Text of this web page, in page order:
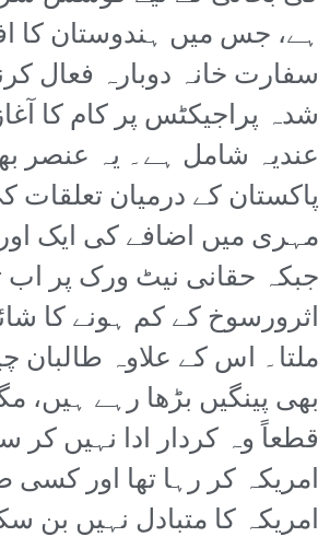
ہے، جس میں ہندوستان کا
سفارت خانہ دوبارہ فعال
شدہ پراجیکٹس پر کام کا
عندیہ شامل ہے۔ یہ عنصر
پاکستان کے درمیان
مہری میں اضافے کی ایک
جبکہ حقانی نیٹ ورک پر اب
اثرورسوخ کے کم ہونے کا
ملتا۔ اس کے علاوہ طالبان
بھی پینگیں بڑھا رہے ہیں،
قطعاً وہ کردار ادا نہیں کر
امریکہ کر رہا تھا اور
امریکہ کا متبادل نہیں بن